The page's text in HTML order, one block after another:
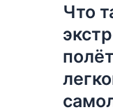
Что